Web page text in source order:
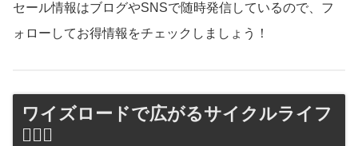
セール情報はブログやSNSで随時発信しているので、フ
ォローしてお得情報をチェックしましょう！
ワイズロードで広がるサイクルライフ
🚴‍♂️✨